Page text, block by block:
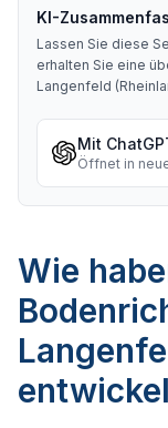
KI-
Lassen Sie diese
erhalten Sie eine
Langenfeld
Mit
Öffnet in
Wie